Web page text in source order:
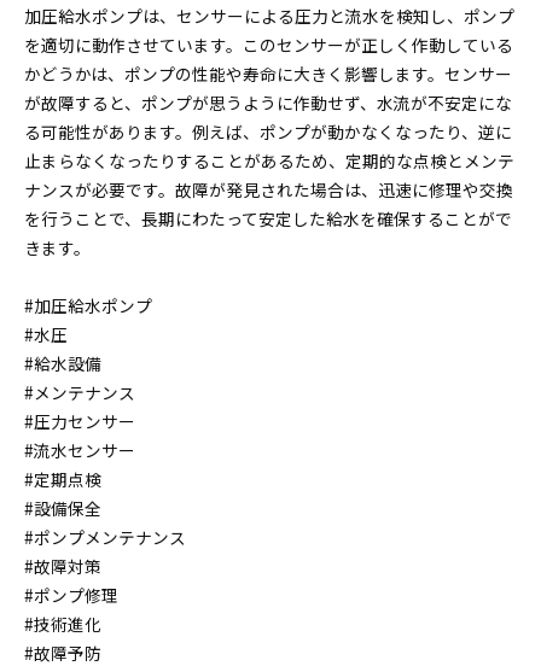
加圧給水ポンプは、センサーによる圧力と流水を検知し、ポンプ
を適切に動作させています。このセンサーが正しく作動している
かどうかは、ポンプの性能や寿命に大きく影響します。センサー
が故障すると、ポンプが思うように作動せず、水流が不安定にな
る可能性があります。例えば、ポンプが動かなくなったり、逆に
止まらなくなったりすることがあるため、定期的な点検とメンテ
ナンスが必要です。故障が発見された場合は、迅速に修理や交換
を行うことで、長期にわたって安定した給水を確保することがで
きます。
#加圧給水ポンプ
#水圧
#給水設備
#メンテナンス
#圧力センサー
#流水センサー
#定期点検
#設備保全
#ポンプメンテナンス
#故障対策
#ポンプ修理
#技術進化
#故障予防